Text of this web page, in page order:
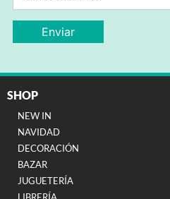
SHOP
NEW IN
NAVIDAD
DECORACIÓN
BAZAR
JUGUETERÍA
LIBRERÍA